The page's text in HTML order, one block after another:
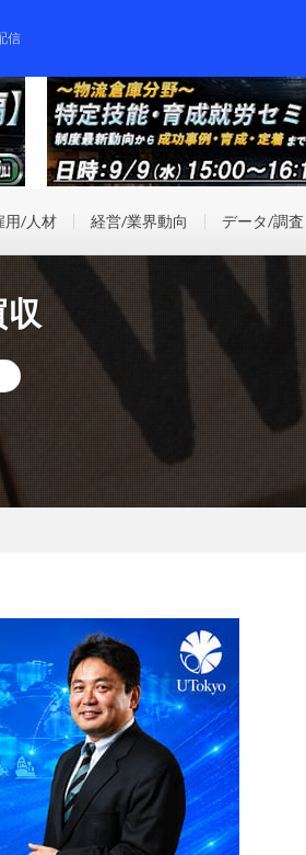
信
用/人材 経営/業界動向 データ/調査